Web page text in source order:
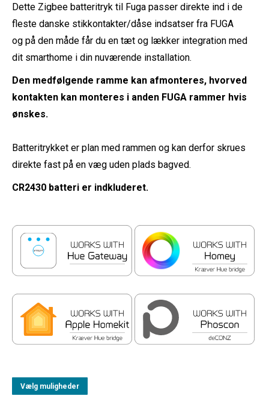
Dette Zigbee batteritryk til Fuga passer direkte ind i de
fleste danske stikkontakter/dåse indsatser fra FUGA
og på den måde får du en tæt og lækker integration med
dit smarthome i din nuværende installation.
Den medfølgende ramme kan afmonteres, hvorved
kontakten kan monteres i anden FUGA rammer hvis
ønskes.
Batteritrykket er plan med rammen og kan derfor skrues
direkte fast på en væg uden plads bagved.
CR2430 batteri er indkluderet.
Vælg muligheder